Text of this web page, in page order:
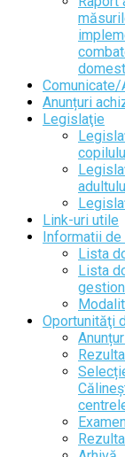
Comunicate/
Anunțuri
Legislaţie
Link-uri utile
Informatii
Lista
Lista
Oportunităţi